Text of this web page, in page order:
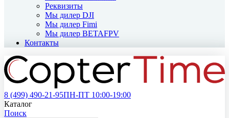
Реквизиты
Мы дилер DJI
Мы дилер Fimi
Мы дилер BETAFPV
Контакты
8 (499) 490-21-95ПН-ПТ 10:00-19:00
Каталог
Поиск